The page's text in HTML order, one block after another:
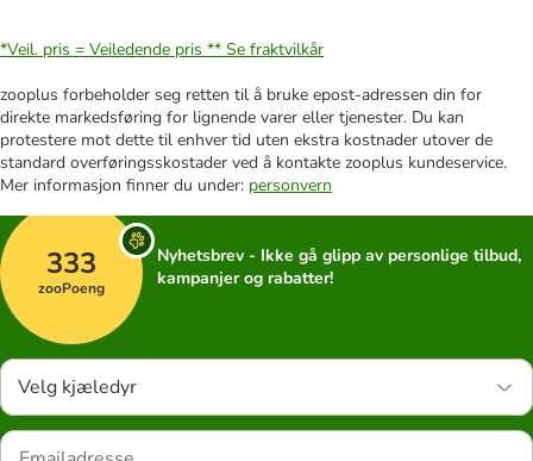
*Veil. pris = Veiledende pris ** Se fraktvilkår
zooplus forbeholder seg retten til å bruke epost-adressen din for
direkte markedsføring for lignende varer eller tjenester. Du kan
protestere mot dette til enhver tid uten ekstra kostnader utover de
standard overføringsskostader ved å kontakte zooplus kundeservice.
Mer informasjon finner du under: personvern
333
zooPoeng
Nyhetsbrev - Ikke gå glipp av personlige tilbud,
kampanjer og rabatter!
Velg kjæledyr